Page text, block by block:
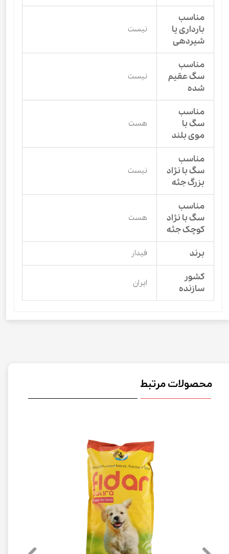
مناسب
بارداری یا
شیردهی
نیست
مناسب
سگ عقیم
شده
نیست
مناسب
سگ با
موی بلند
هست
مناسب
سگ با نژاد
بزرگ جثه
نیست
مناسب
سگ با نژاد
کوچک جثه
هست
برند فیدار
کشور
سازنده
ایران
محصولات مرتبط